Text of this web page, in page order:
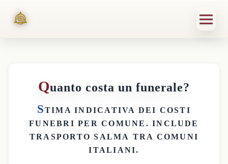
Quanto costa un funerale?
STIMA INDICATIVA DEI COSTI
FUNEBRI PER COMUNE . INCLUDE
TRASPORTO SALMA TRA COMUNI
ITALIANI.